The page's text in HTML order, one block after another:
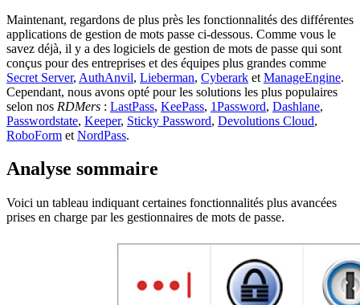
Maintenant, regardons de plus près les fonctionnalités des différentes
applications de gestion de mots passe ci-dessous. Comme vous le
savez déjà, il y a des logiciels de gestion de mots de passe qui sont
conçus pour des entreprises et des équipes plus grandes comme
Secret Server, AuthAnvil, Lieberman, Cyberark et ManageEngine.
Cependant, nous avons opté pour les solutions les plus populaires
selon nos RDMers : LastPass, KeePass, 1Password, Dashlane,
Passwordstate, Keeper, Sticky Password, Devolutions Cloud,
RoboForm et NordPass.
Analyse sommaire
Voici un tableau indiquant certaines fonctionnalités plus avancées
prises en charge par les gestionnaires de mots de passe.